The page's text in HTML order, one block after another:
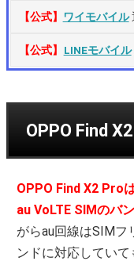
【公式】 ワイモバイル
【公式】 LINEモバイル
OPPO Find
OPPO Find X2 Pro
au VoLTE SIMのバ
がらau回線はSIMフ
ンドに対応してい